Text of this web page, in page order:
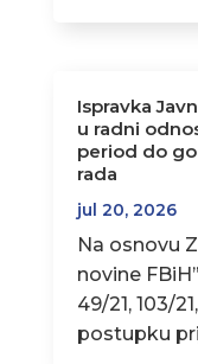
Ispravka
u radni
period do
rada
jul 20, 2026
Na osnovu
novine
49/21, 103/
postupku